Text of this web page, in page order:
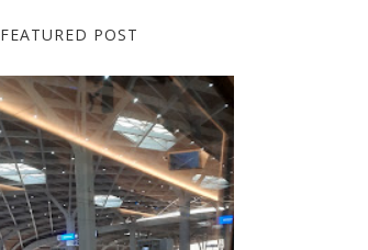
FEATURED POST